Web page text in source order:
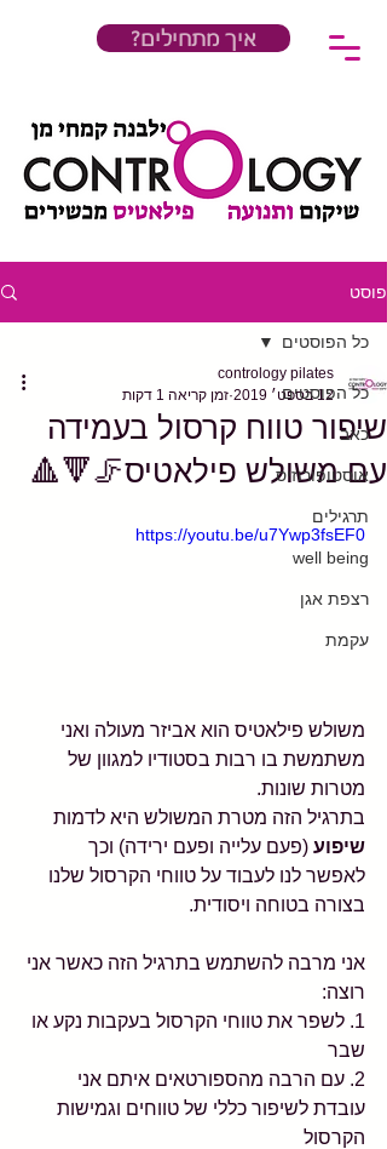
?איך מתחילים
פוסט
כל הפוסטים
כאב
אוסטופורוזיס
תרגילים
well being
רצפת אגן
עקמת
כל הפוסטים
שיפור טווח קרסול בעמידה
עם משולש פילאטיס🦵🔻🔺
contrology pilates
12 בספט׳ 2019
זמן קריאה 1 דקות
https://youtu.be/u7Ywp3fsEF0
משולש פילאטיס הוא אביזר מעולה ואני
משתמשת בו רבות בסטודיו למגוון של
מטרות שונות.
בתרגיל הזה מטרת המשולש היא לדמות
שיפוע (פעם עלייה ופעם ירידה) וכך
לאפשר לנו לעבוד על טווחי הקרסול שלנו
בצורה בטוחה ויסודית.
אני מרבה להשתמש בתרגיל הזה כאשר אני
רוצה:
1. לשפר את טווחי הקרסול בעקבות נקע או
שבר
2. עם הרבה מהספורטאים איתם אני
עובדת לשיפור כללי של טווחים וגמישות
הקרסול